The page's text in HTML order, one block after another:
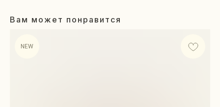
Вам может понравится
NEW